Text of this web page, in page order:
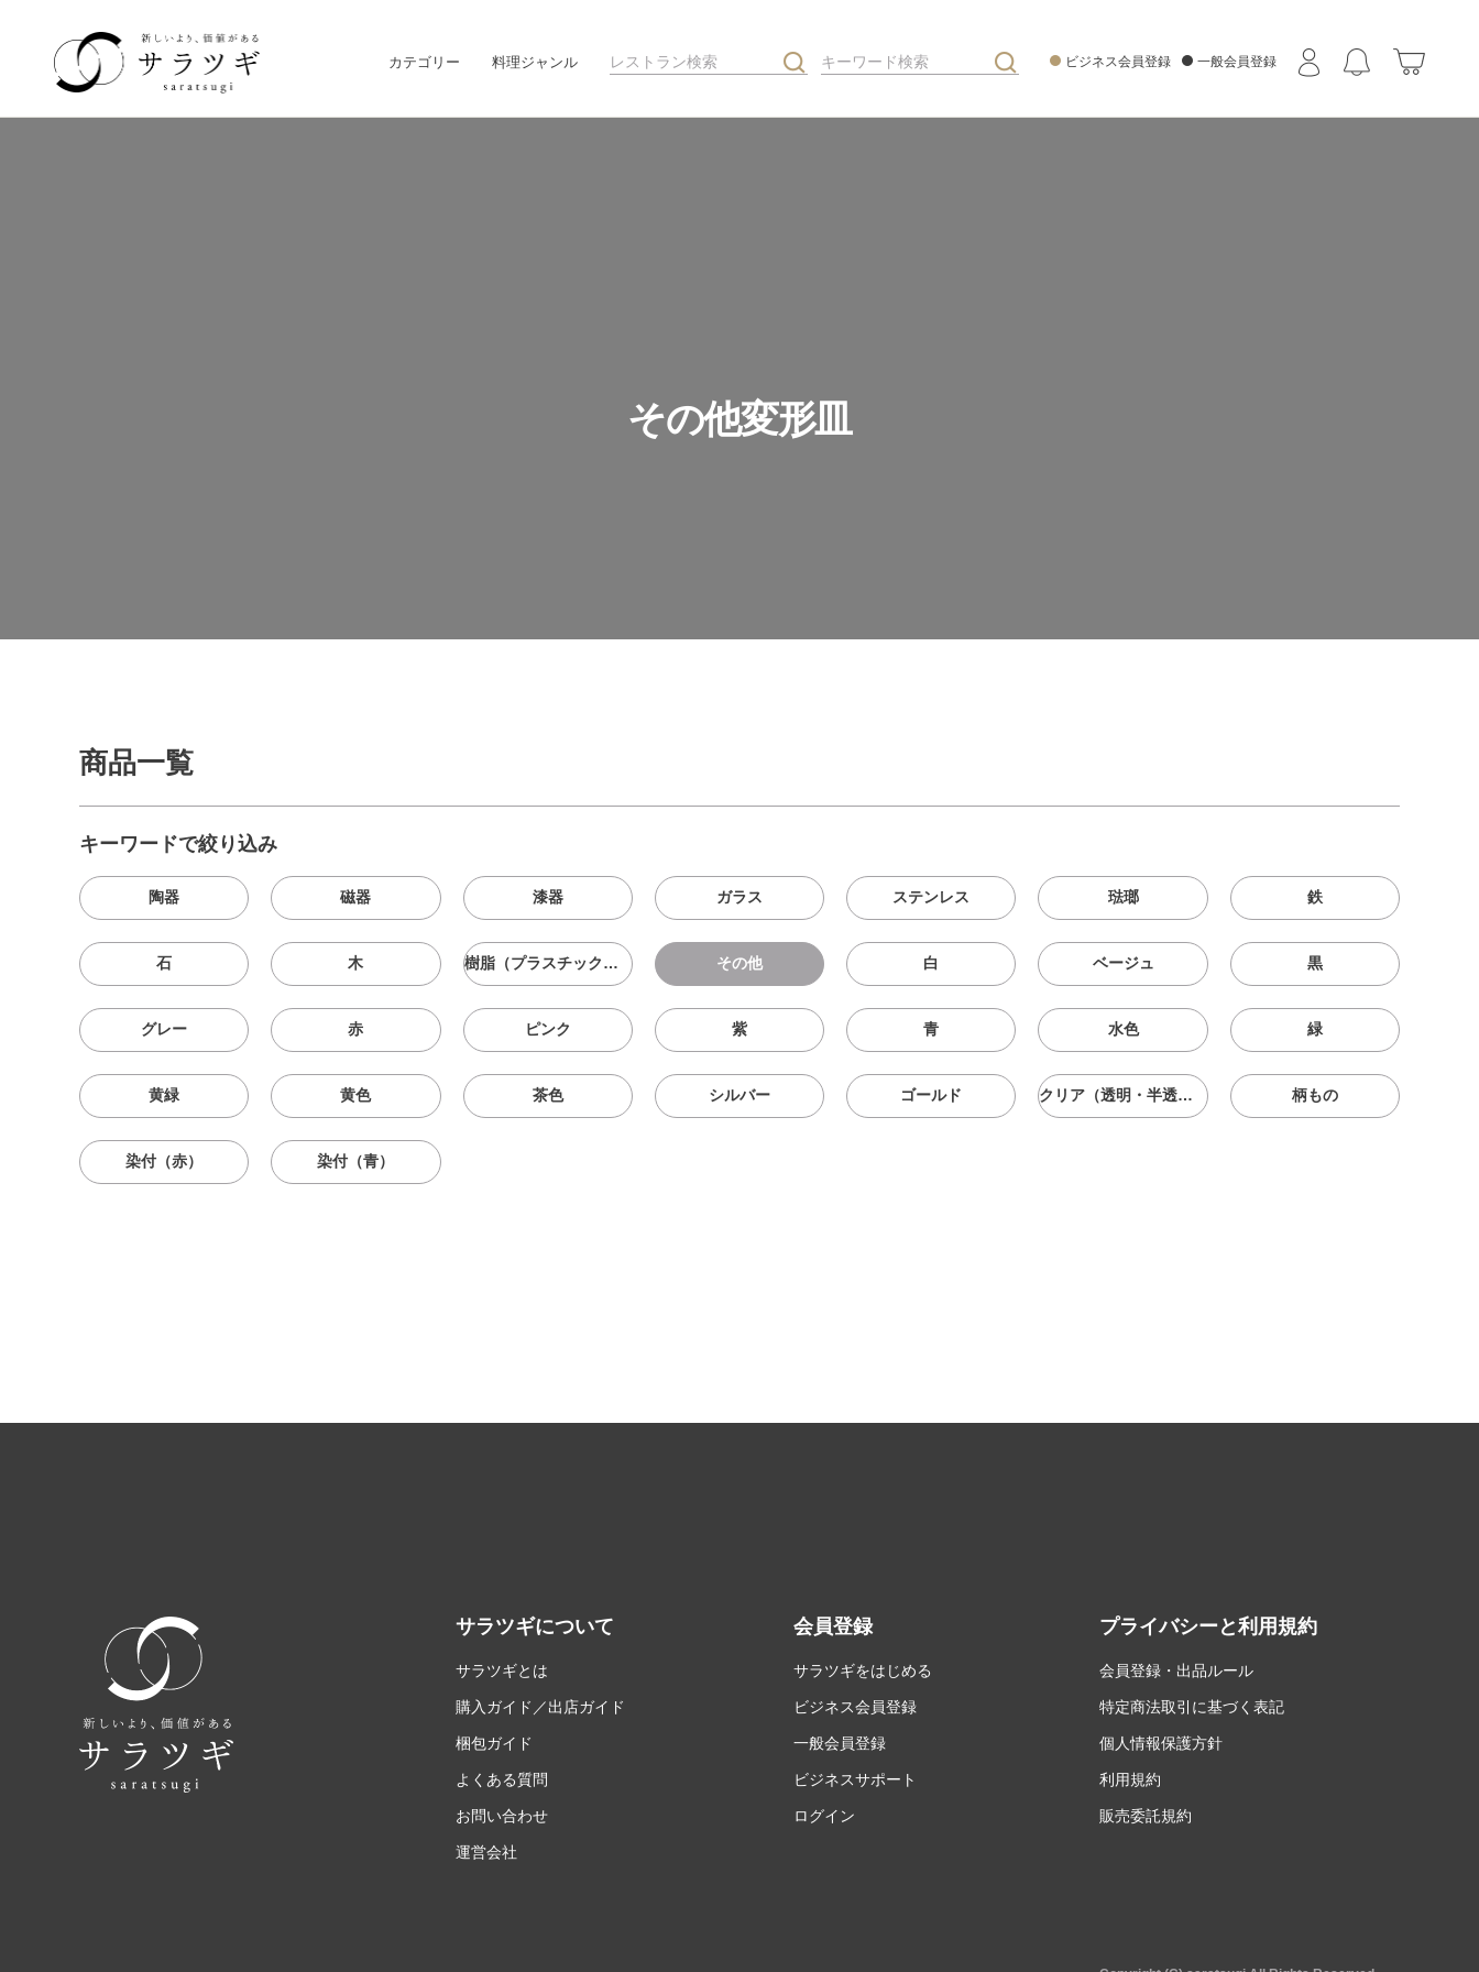
ビジネス会員登録 一般会員登録
カテゴリー 料理ジャンル
その他変形皿
商品一覧
キーワードで絞り込み
陶器 磁器 漆器 ガラス ステンレス 琺瑯 鉄
石 木 樹脂（プラスチック、メラニン、シリコン等） その他 白 ベージュ 黒
グレー 赤 ピンク 紫 青 水色 緑
黄緑 黄色 茶色 シルバー ゴールド クリア（透明・半透明） 柄もの
染付（赤） 染付（青）
サラツギについて
サラツギとは
購入ガイド／出店ガイド
梱包ガイド
よくある質問
お問い合わせ
運営会社
会員登録
サラツギをはじめる
ビジネス会員登録
一般会員登録
ビジネスサポート
ログイン
プライバシーと利用規約
会員登録・出品ルール
特定商法取引に基づく表記
個人情報保護方針
利用規約
販売委託規約